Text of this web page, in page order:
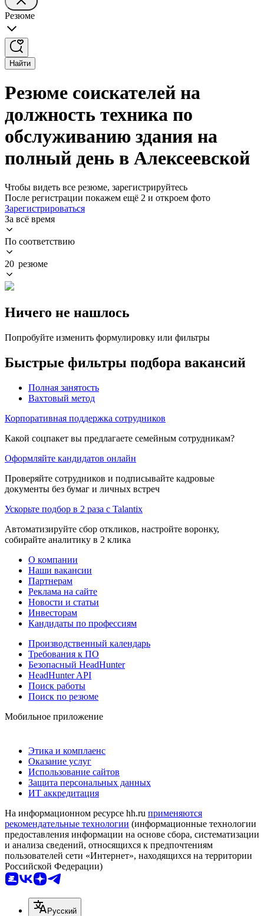
Резюме
Найти
Резюме соискателей на
должность техника по
обслуживанию здания на
полный день в Алексеевской
Чтобы видеть все резюме, зарегистрируйтесь
После регистрации покажем ещё 2 и откроем фото
Зарегистрироваться
За всё время
По соответствию
20 резюме
Ничего не нашлось
Попробуйте изменить формулировку или фильтры
Быстрые фильтры подбора вакансий
Полная занятость
Вахтовый метод
Корпоративная поддержка сотрудников
Какой соцпакет вы предлагаете семейным сотрудникам?
Оформляйте кандидатов онлайн
Проверяйте сотрудников и подписывайте кадровые
документы без бумаг и личных встреч
Ускорьте подбор в 2 раза с Talantix
Автоматизируйте сбор откликов, настройте воронку,
собирайте аналитику в 2 клика
О компании
Наши вакансии
Партнерам
Реклама на сайте
Новости и статьи
Инвесторам
Кандидаты по профессиям
Производственный календарь
Требования к ПО
Безопасный HeadHunter
HeadHunter API
Поиск работы
Поиск по резюме
Мобильное приложение
Этика и комплаенс
Оказание услуг
Использование сайтов
Защита персональных данных
ИТ аккредитация
На информационном ресурсе hh.ru применяются
рекомендательные технологии (информационные технологии
предоставления информации на основе сбора, систематизации
и анализа сведений, относящихся к предпочтениям
пользователей сети «Интернет», находящихся на территории
Российской Федерации)
Русский